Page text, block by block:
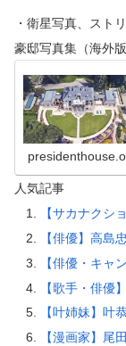
・衛星写真、スト
豪邸写真集（海外版
人気記事
【サカナクシ
【俳優】高島
【俳優・キャ
【歌手・俳優
【叶姉妹】叶
【漫画家】尾